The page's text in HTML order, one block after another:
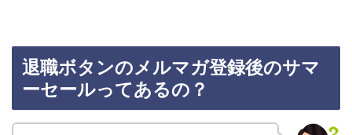
退職ボタンのメルマガ登録後のサマ
ーセールってあるの？